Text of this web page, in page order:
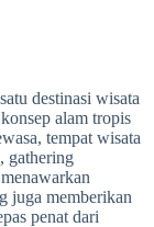
destinasi wisata
alam tropis
tempat wisata
gathering
juga memberikan
penat dari